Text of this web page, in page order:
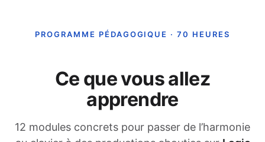
PROGRAMME PÉDAGOGIQUE · 70 HEURES
Ce que vous allez
apprendre
12 modules concrets pour passer de l’harmonie